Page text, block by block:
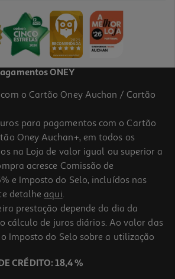
ONEY
o Cartão Oney Auchan / Cartão
para pagamentos com o Cartão
Oney Auchan+, em todos os
na Loja de valor igual ou superior a
acresce Comissão de
e Imposto do Selo, incluídos nas
detalhe aqui.
prestação depende do dia da
cálculo de juros diários. Ao valor das
Imposto do Selo sobre a utilização
CRÉDITO: 18,4 %